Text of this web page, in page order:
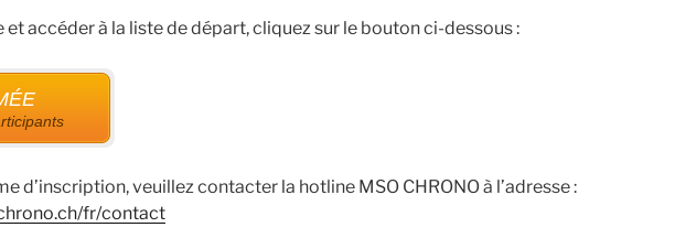
et accéder à la liste de départ, cliquez sur le bouton ci-dessous :
d’inscription, veuillez contacter la hotline MSO CHRONO à l’adresse:
fr/contact